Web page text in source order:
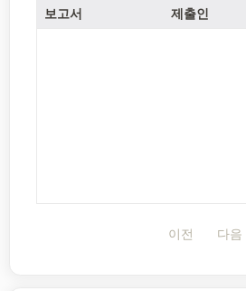
보고서 제출인
이전 다음